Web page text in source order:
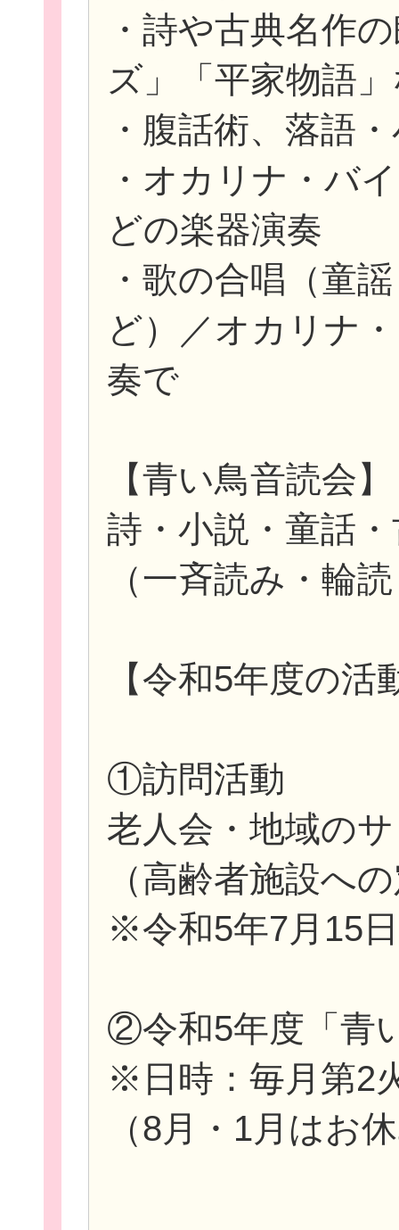
・詩や古典名作
ズ」「平家物語
・腹話術、落語
・オカリナ・バ
どの楽器演奏
・歌の合唱（童
ど）／オカリナ
奏で
【青い鳥音読会
詩・小説・童話
（一斉読み・輪
【令和5年度の活
①訪問活動
老人会・地域の
（高齢者施設へ
※令和5年7月15
②令和5年度「青
※日時：毎月第2
（8月・1月はお